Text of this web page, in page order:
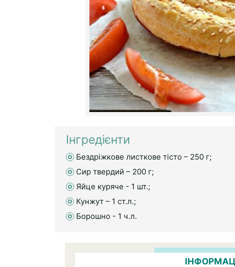
Інгредієнти
Бездріжкове листкове тісто – 250 г;
Сир твердий – 200 г;
Яйце куряче - 1 шт.;
Кунжут – 1 ст.л.;
Борошно - 1 ч.л.